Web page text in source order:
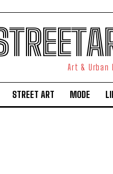
Art & Urban
STREET ART MODE